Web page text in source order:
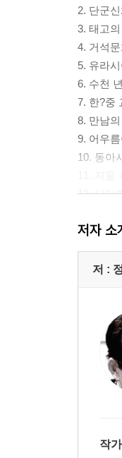
2. 단군
3. 태고
4. 거석
5. 유라
6. 수천
7. 한?중
8. 만남
9. 어우
10. 동아
12. 당당
14. 수난
15. 변조
16. 세계
19. ‘칠
20. 문
21. 바닷
22. 로마
23. 파도
저자 소
저 :
작